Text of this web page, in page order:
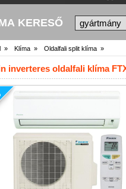
KERESŐ
» Klíma » Oldalfali split klíma »
inverteres oldalfali klíma